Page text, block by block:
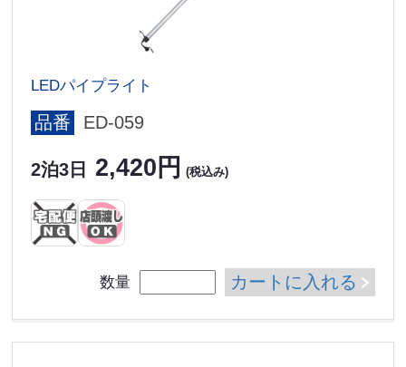
LEDパイプライト
品番 ED-059
2泊3日 2,420円 (税込み)
数量 カートに入れる